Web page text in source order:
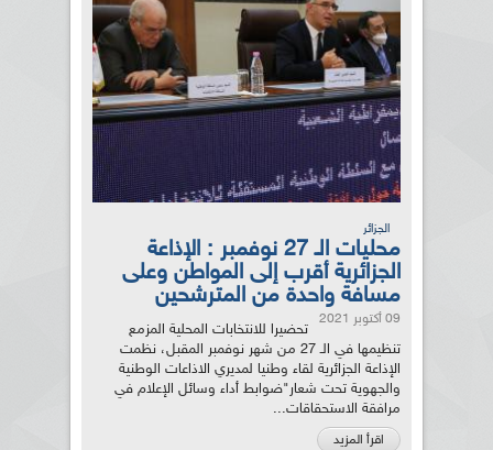
الجزائر
محليات الـ 27 نوفمبر : الإذاعة
الجزائرية أقرب إلى المواطن وعلى
مسافة واحدة من المترشحين
09 أكتوبر 2021
تحضيرا للانتخابات المحلية المزمع
تنظيمها في الـ 27 من شهر نوفمبر المقبل، نظمت
الإذاعة الجزائرية لقاء وطنيا لمديري الاذاعات الوطنية
والجهوية تحت شعار"ضوابط أداء وسائل الإعلام في
مرافقة الاستحقاقات...
اقرأ المزيد